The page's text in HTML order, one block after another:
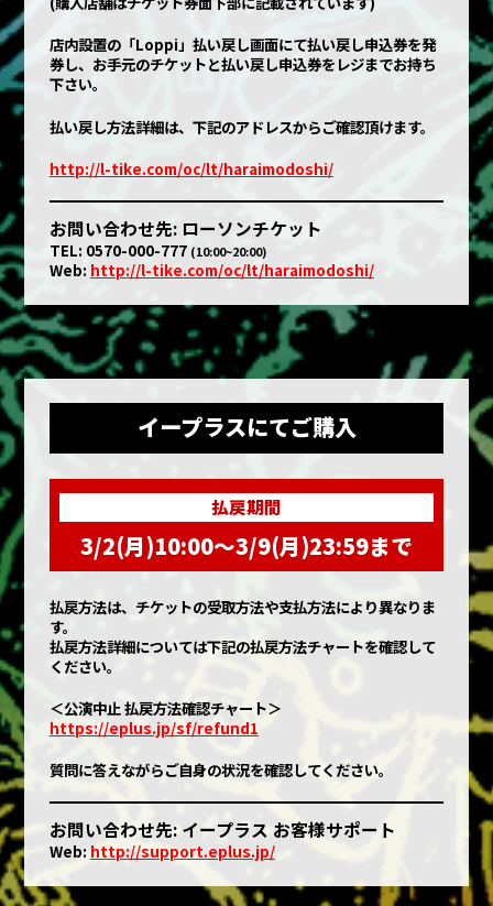
店内設置の「Loppi」払い戻し画面にて払い戻し申込券を発
券し、お手元のチケットと払い戻し申込券をレジまでお持ち
下さい。
払い戻し方法詳細は、下記のアドレスからご確認頂けます。
http://l-tike.com/oc/lt/haraimodoshi/
お問い合わせ先: ローソンチケット
TEL: 0570-000-777 (10:00~20:00)
Web: http://l-tike.com/oc/lt/haraimodoshi/
イープラスにてご購入
払戻期間
3/2(月)10:00〜3/9(月)23:59まで
払戻方法は、チケットの受取方法や支払方法により異なりま
す。
払戻方法詳細については下記の払戻方法チャートを確認して
ください。
＜公演中止 払戻方法確認チャート＞
https://eplus.jp/sf/refund1
質問に答えながらご自身の状況を確認してください。
お問い合わせ先: イープラス お客様サポート
Web: http://support.eplus.jp/